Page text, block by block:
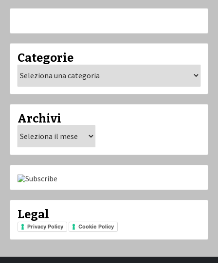
Categorie
Archivi
Legal
Privacy Policy Cookie Policy